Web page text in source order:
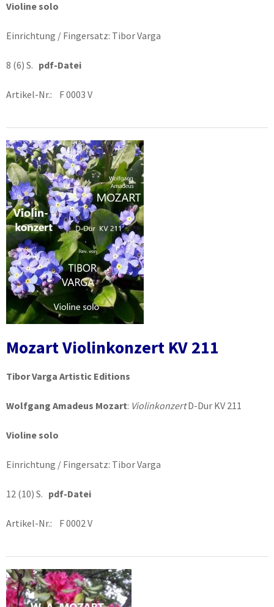
Violine solo
Einrichtung / Fingersatz: Tibor Varga
8 (6) S. pdf-Datei
Artikel-Nr.: F 0003 V
Mozart Violinkonzert KV 211
Tibor Varga Artistic Editions
Wolfgang Amadeus Mozart: ViolinkonzertD-Dur KV 211
Violine solo
Einrichtung / Fingersatz: Tibor Varga
12 (10) S. pdf-Datei
Artikel-Nr.: F 0002 V